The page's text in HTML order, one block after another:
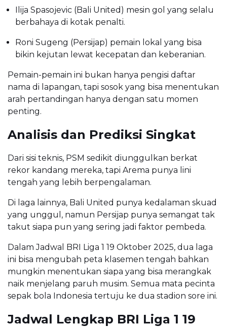
Ilija Spasojevic (Bali United) mesin gol yang selalu
berbahaya di kotak penalti.
Roni Sugeng (Persijap) pemain lokal yang bisa
bikin kejutan lewat kecepatan dan keberanian.
Pemain-pemain ini bukan hanya pengisi daftar
nama di lapangan, tapi sosok yang bisa menentukan
arah pertandingan hanya dengan satu momen
penting.
Analisis dan Prediksi Singkat
Dari sisi teknis, PSM sedikit diunggulkan berkat
rekor kandang mereka, tapi Arema punya lini
tengah yang lebih berpengalaman.
Di laga lainnya, Bali United punya kedalaman skuad
yang unggul, namun Persijap punya semangat tak
takut siapa pun yang sering jadi faktor pembeda.
Dalam Jadwal BRI Liga 1 19 Oktober 2025, dua laga
ini bisa mengubah peta klasemen tengah bahkan
mungkin menentukan siapa yang bisa merangkak
naik menjelang paruh musim. Semua mata pecinta
sepak bola Indonesia tertuju ke dua stadion sore ini.
Jadwal Lengkap BRI Liga 1 19